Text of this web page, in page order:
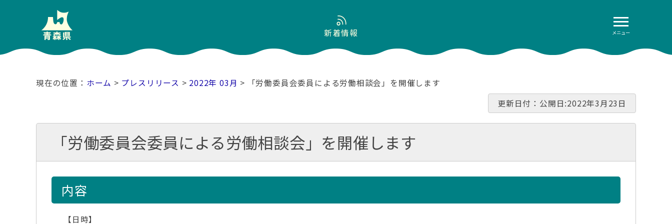
メニュー
新着情報
ホーム > プレスリリース > 2022年 03月 > 「労働委員会委員による労働相談会」を開催します
更新日付：公開日:2022年3月23日
「労働委員会委員による労働相談会」を開催します
内容
【日時】